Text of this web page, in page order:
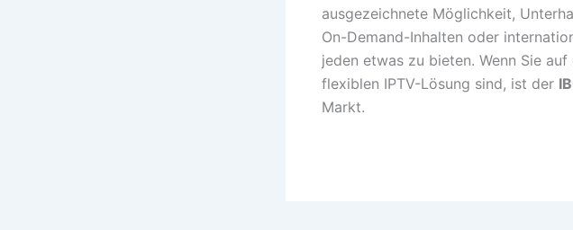
ausgezeichnete Möglichkeit,
On-Demand-Inhalten oder
jeden etwas zu bieten. Wenn Sie
flexiblen IPTV-Lösung sind, ist der
Markt.